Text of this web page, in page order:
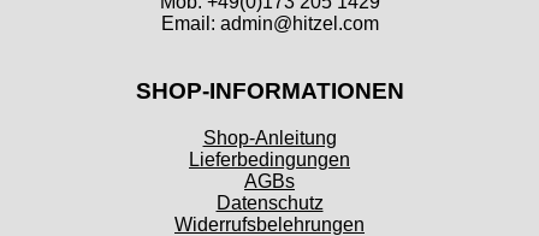
Email: admin@hitzel.com
SHOP-INFORMATIONEN
Shop-Anleitung
Lieferbedingungen
AGBs
Datenschutz
Widerrufsbelehrungen